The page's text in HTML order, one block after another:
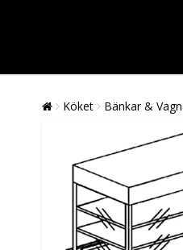
Köket Bänkar &